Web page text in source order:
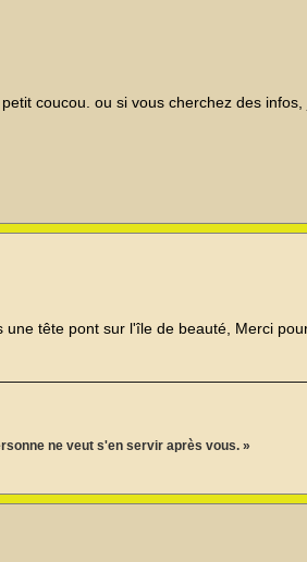
coucou. ou si vous cherchez des
tête pont sur l'île de beauté, Merci
ne veut s'en servir après vous. »